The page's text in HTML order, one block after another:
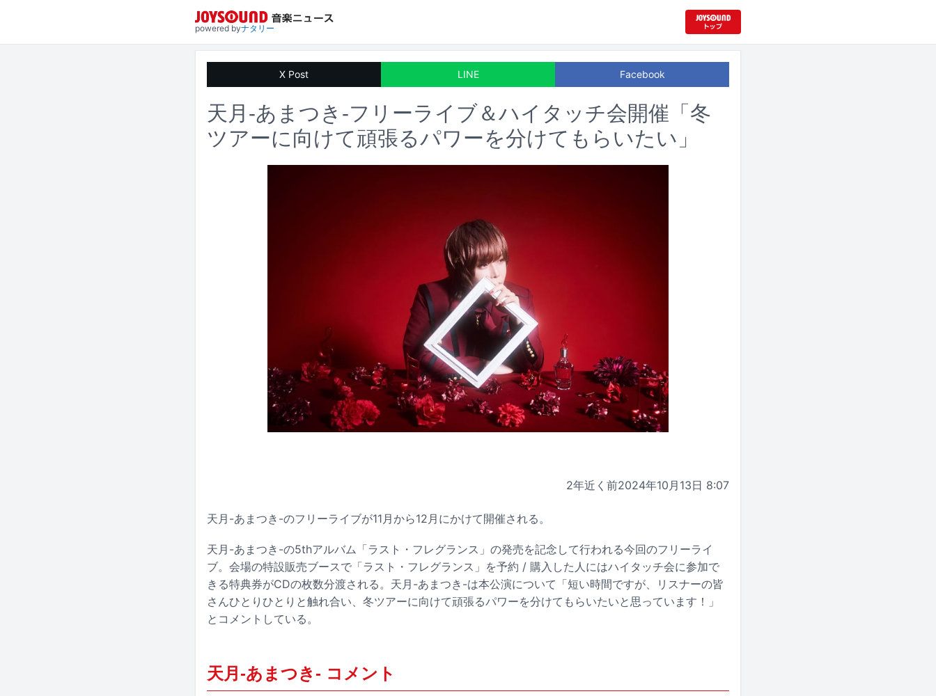
powered byナタリー
X Post LINE Facebook
天月-あまつき-フリーライブ＆ハイタッチ会開催「冬
ツアーに向けて頑張るパワーを分けてもらいたい」
2年近く前2024年10月13日 8:07
天月-あまつき-のフリーライブが11月から12月にかけて開催される。
天月-あまつき-の5thアルバム「ラスト・フレグランス」の発売を記念して行われる今回のフリーライ
ブ。会場の特設販売ブースで「ラスト・フレグランス」を予約 / 購入した人にはハイタッチ会に参加で
きる特典券がCDの枚数分渡される。天月-あまつき-は本公演について「短い時間ですが、リスナーの皆
さんひとりひとりと触れ合い、冬ツアーに向けて頑張るパワーを分けてもらいたいと思っています！」
とコメントしている。
天月-あまつき- コメント